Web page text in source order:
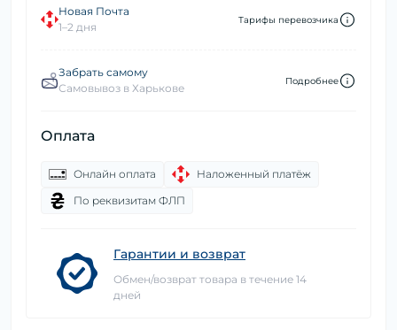
Новая Почта
1–2 дня
Тарифы перевозчика
Забрать самому
Самовывоз в Харькове
Подробнее
Оплата
Онлайн оплата
Наложенный платёж
По реквизитам ФЛП
Гарантии и возврат
Обмен/возврат товара в течение 14
дней